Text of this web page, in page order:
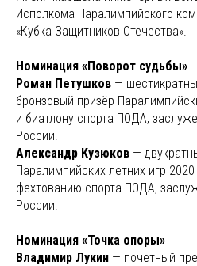
Исполкома Паралимпийского
«Кубка Защитников Отечества».
Номинация «Поворот судьбы»
Роман Петушков —
бронзовый призёр
и биатлону спорта ПОДА,
России.
Александр Кузюков —
Паралимпийских летних игр
фехтованию спорта ПОДА,
России.
Номинация «Точка опоры»
Владимир Лукин — почётный